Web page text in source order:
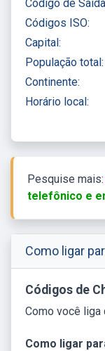
Código de
Códigos ISO:
Capital:
População total:
Continente:
Horário local:
Pesquise mais:
telefônico e
Como ligar
Códigos de
Como você liga
Como ligar